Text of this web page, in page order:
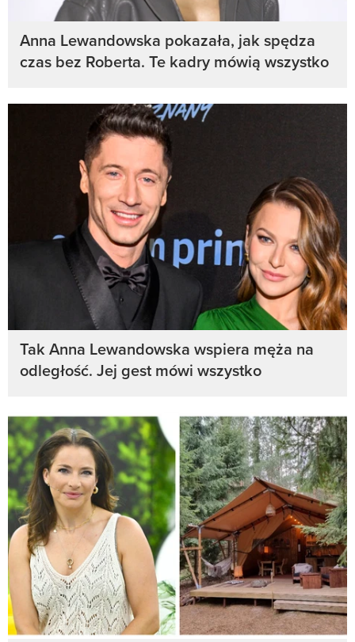
Anna Lewandowska pokazała, jak spędza
czas bez Roberta. Te kadry mówią wszystko
Tak Anna Lewandowska wspiera męża na
odległość. Jej gest mówi wszystko